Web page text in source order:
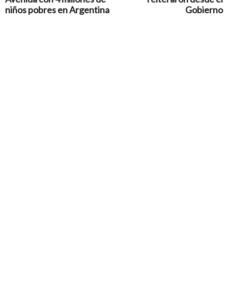
niños pobres en Argentina
Gobierno